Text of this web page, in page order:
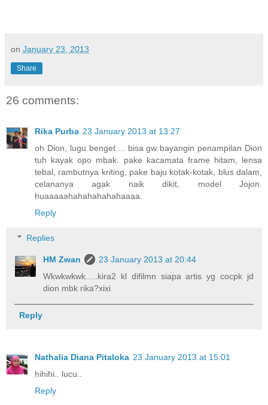
on January 23, 2013
Share
26 comments:
Rika Purba 23 January 2013 at 13:27
oh Dion, lugu benget.... bisa gw bayangin penampilan Dion
tuh kayak opo mbak. pake kacamata frame hitam, lensa
tebal, rambutnya kriting, pake baju kotak-kotak, blus dalam,
celananya agak naik dikit, model Jojon.
huaaaaahahahahahahaaaa.
Reply
Replies
HM Zwan
23 January 2013 at 20:44
Wkwkwkwk.....kira2 kl difilmn siapa artis yg cocpk jd
dion mbk rika?xixi
Reply
Nathalia Diana Pitaloka 23 January 2013 at 15:01
hihihi.. lucu..
Reply